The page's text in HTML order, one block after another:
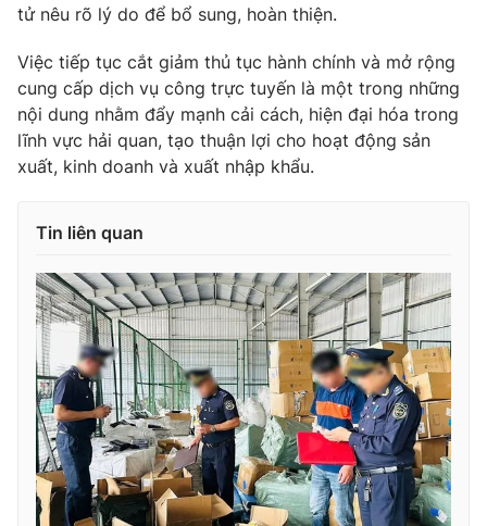
Liên hệ tòa soạn English
THỜI BÁO VTV
Theo dõi báo trên
Cơ quan chủ quản:Đài Truyền hình Việt Nam
Cơ quan báo chí:Thời báo VTV
Giấy phép hoạt động báo in và báo điện tử số 483/GP-BTTTT
cấp ngày 29/12/2023
Tổng Biên tập:Vũ Thanh Thủy
Phó Tổng Biên tập:Nguyễn Thị Mỹ Hạnh, Phạm Quốc Thắng,
Nguyễn Trọng Ninh
Tổng đài VTV: 024.38 355 931 - 024.38 355 932
tử nêu rõ lý do để bổ sung, hoàn thiện.
Việc tiếp tục cắt giảm thủ tục hành chính và mở rộng
cung cấp dịch vụ công trực tuyến là một trong những
nội dung nhằm đẩy mạnh cải cách, hiện đại hóa trong
lĩnh vực hải quan, tạo thuận lợi cho hoạt động sản
xuất, kinh doanh và xuất nhập khẩu.
Tin liên quan